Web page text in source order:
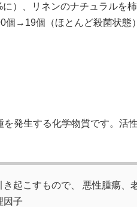
）、リネンのナチュラルを
個→19個（ほとんど殺菌状態
発生する化学物質です。活性
起こすもので、 悪性腫瘍、
因子